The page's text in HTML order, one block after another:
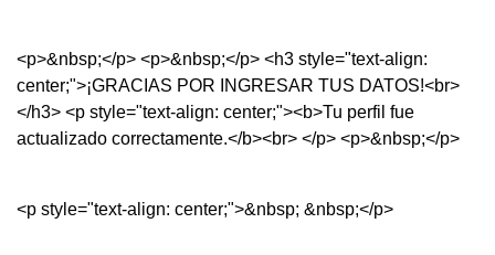
<p>&nbsp;</p> <p>&nbsp;</p> <h3 style="text-align:
center;">¡GRACIAS POR INGRESAR TUS DATOS!<br>
</h3> <p style="text-align: center;"><b>Tu perfil fue
actualizado correctamente.</b><br> </p> <p>&nbsp;</p>
<p style="text-align: center;">&nbsp; &nbsp;</p>